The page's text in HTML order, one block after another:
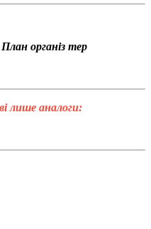
лише аналоги: